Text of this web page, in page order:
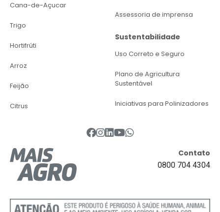
Cana-de-Açucar
Trigo
Hortifrúti
Arroz
Feijão
Citrus
Assessoria de imprensa
Sustentabilidade
Uso Correto e Seguro
Plano de Agricultura
Sustentável
Iniciativas para Polinizadores
Contato
0800 704 4304